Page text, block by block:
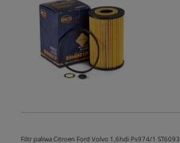
Filtr paliwa Citroen Ford Volvo 1,6hdi Ps974/1 ST6093